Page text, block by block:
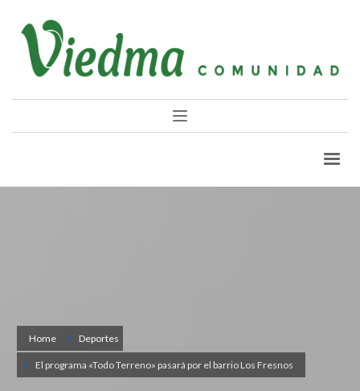
Home Deportes
El programa «Todo Terreno» pasará por el barrio Los Fresnos